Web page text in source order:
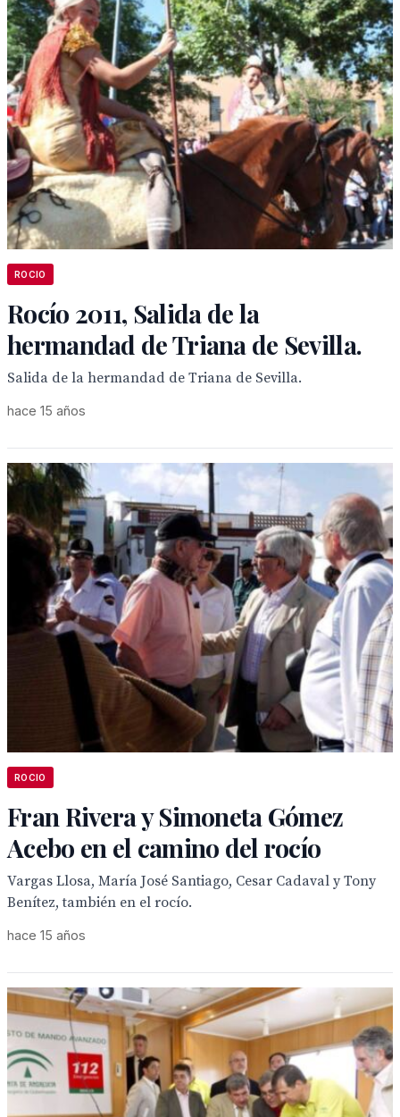
ROCIO
Rocío 2011, Salida de la
hermandad de Triana de Sevilla.
Salida de la hermandad de Triana de Sevilla.
hace 15 años
ROCIO
Fran Rivera y Simoneta Gómez
Acebo en el camino del rocío
Vargas Llosa, María José Santiago, Cesar Cadaval y Tony
Benítez, también en el rocío.
hace 15 años